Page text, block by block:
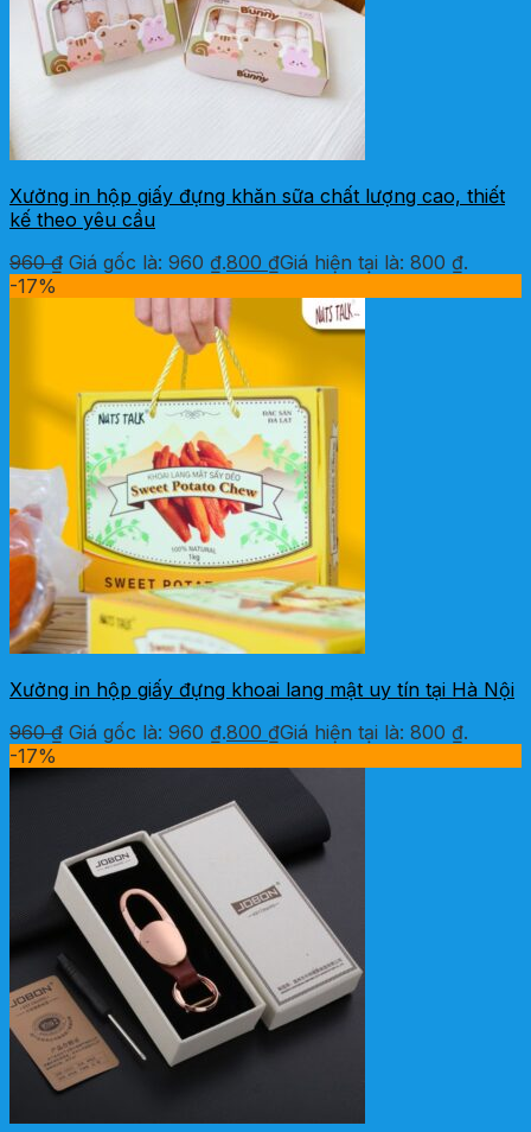
Xưởng in hộp giấy đựng khăn sữa chất lượng cao, thiết
kế theo yêu cầu
960₫ Giá gốc là: 960 ₫.800 ₫Giá hiện tại là: 800 ₫.
-17%
Xưởng in hộp giấy đựng khoai lang mật uy tín tại Hà Nội
960₫ Giá gốc là: 960 ₫.800 ₫Giá hiện tại là: 800 ₫.
-17%